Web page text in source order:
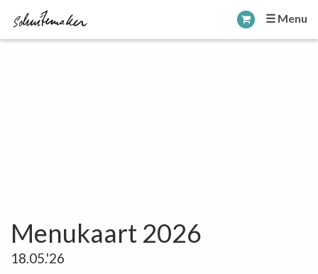
☰ Menu
Menukaart 2026
18.05.'26